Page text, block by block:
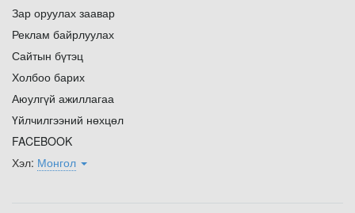
Зар оруулах заавар
Реклам байрлуулах
Сайтын бүтэц
Холбоо барих
Аюулгүй ажиллагаа
Үйлчилгээний нөхцөл
FACEBOOK
Хэл: Монгол